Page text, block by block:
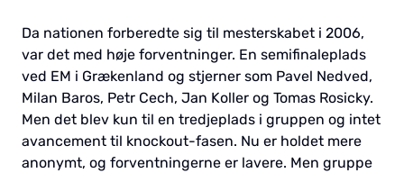
Da nationen forberedte sig til mesterskabet i 2006,
var det med høje forventninger. En semifinaleplads
ved EM i Grækenland og stjerner som Pavel Nedved,
Milan Baros, Petr Cech, Jan Koller og Tomas Rosicky.
Men det blev kun til en tredjeplads i gruppen og intet
avancement til knockout-fasen. Nu er holdet mere
anonymt, og forventningerne er lavere. Men gruppe